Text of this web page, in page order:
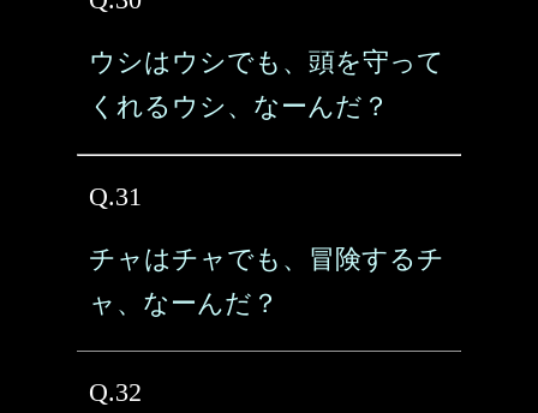
ウシはウシでも、頭を守って
くれるウシ、なーんだ？
Q.31
チャはチャでも、冒険するチ
ャ、なーんだ？
Q.32